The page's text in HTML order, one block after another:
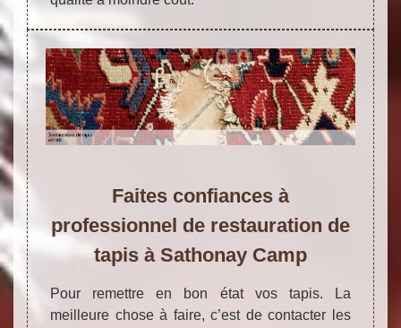
Faites confiances à
professionnel de restauration de
tapis à Sathonay Camp
Pour remettre en bon état vos tapis. La
meilleure chose à faire, c’est de contacter les